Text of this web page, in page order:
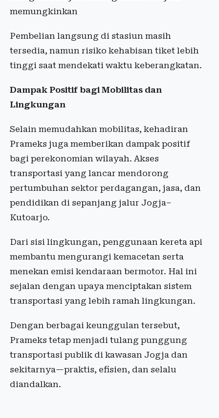
memungkinkan
Pembelian langsung di stasiun masih
tersedia, namun risiko kehabisan tiket lebih
tinggi saat mendekati waktu keberangkatan.
Dampak Positif bagi Mobilitas dan
Lingkungan
Selain memudahkan mobilitas, kehadiran
Prameks juga memberikan dampak positif
bagi perekonomian wilayah. Akses
transportasi yang lancar mendorong
pertumbuhan sektor perdagangan, jasa, dan
pendidikan di sepanjang jalur Jogja–
Kutoarjo.
Dari sisi lingkungan, penggunaan kereta api
membantu mengurangi kemacetan serta
menekan emisi kendaraan bermotor. Hal ini
sejalan dengan upaya menciptakan sistem
transportasi yang lebih ramah lingkungan.
Dengan berbagai keunggulan tersebut,
Prameks tetap menjadi tulang punggung
transportasi publik di kawasan Jogja dan
sekitarnya—praktis, efisien, dan selalu
diandalkan.